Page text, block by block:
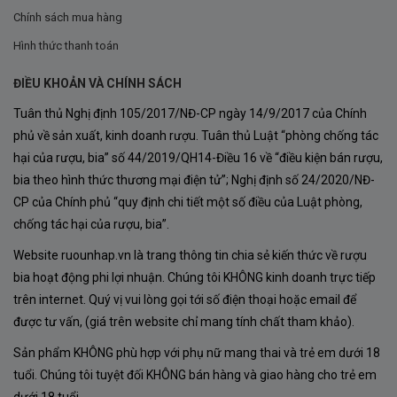
nâng cao hương vị của từng món ăn.
Appassimento, hãy mở nắp chai 30-45 phút trước khi
thưởng thức để hương vị lan tỏa. Làm mát rượu đến
khoảng 16-18°C để cân bằng hương vị hoàn hảo.
Chính sách mua hàng
Hình thức thanh toán
ĐIỀU KHOẢN VÀ CHÍNH SÁCH
Tuân thủ Nghị định 105/2017/NĐ-CP ngày 14/9/2017 của Chính
phủ về sản xuất, kinh doanh rượu. Tuân thủ Luật “phòng chống tác
hại của rượu, bia” số 44/2019/QH14-Điều 16 về “điều kiện bán rượu,
bia theo hình thức thương mại điện tử”; Nghị định số 24/2020/NĐ-
CP của Chính phủ “quy định chi tiết một số điều của Luật phòng,
chống tác hại của rượu, bia”.
Website ruounhap.vn là trang thông tin chia sẻ kiến thức về rượu
bia hoạt động phi lợi nhuận. Chúng tôi KHÔNG kinh doanh trực tiếp
trên internet. Quý vị vui lòng gọi tới số điện thoại hoặc email để
được tư vấn, (giá trên website chỉ mang tính chất tham khảo).
Sản phẩm KHÔNG phù hợp với phụ nữ mang thai và trẻ em dưới 18
tuổi. Chúng tôi tuyệt đối KHÔNG bán hàng và giao hàng cho trẻ em